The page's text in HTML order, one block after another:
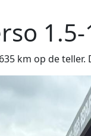
km op de